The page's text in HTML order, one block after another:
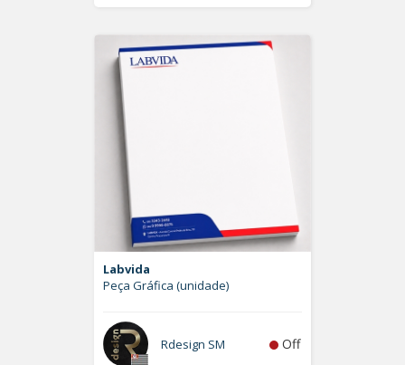
Labvida
Peça Gráfica (unidade)
Rdesign SM Off